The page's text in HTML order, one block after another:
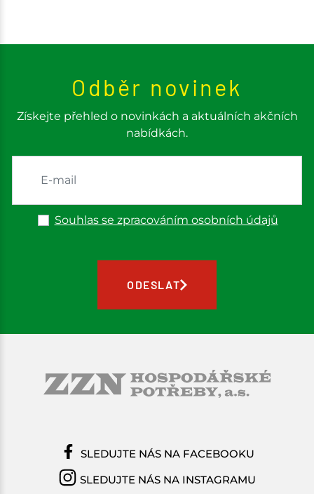
Odběr novinek
Získejte přehled o novinkách a aktuálních akčních
nabídkách.
Souhlas se zpracováním osobních údajů
ODESLAT
SLEDUJTE NÁS NA FACEBOOKU
SLEDUJTE NÁS NA INSTAGRAMU